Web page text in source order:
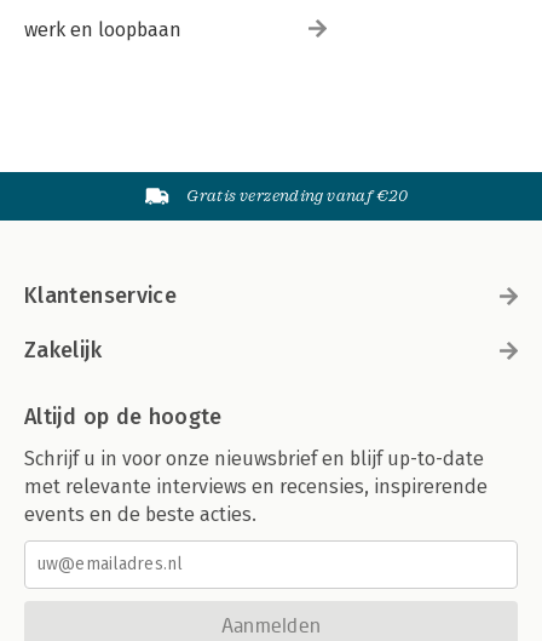
werk en loopbaan
Gratis verzending vanaf €20
Klantenservice
Zakelijk
Altijd op de hoogte
Schrijf u in voor onze nieuwsbrief en blijf up-to-date
met relevante interviews en recensies, inspirerende
events en de beste acties.
Aanmelden